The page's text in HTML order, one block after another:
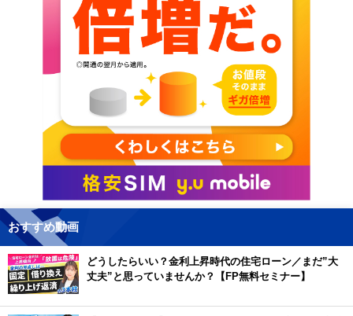
おすすめ動画
どうしたらいい？金利上昇時代の住宅ローン／まだ”大
丈夫”と思っていませんか？【FP無料セミナー】